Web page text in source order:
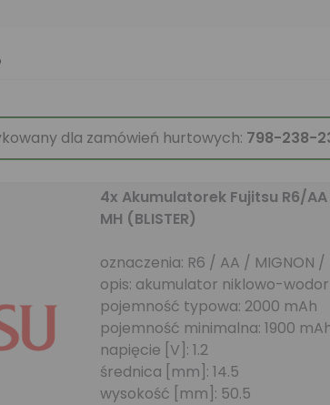
dla zamówień hurtowych: 798-238-
4x Akumulatorek Fujitsu R6/AA
MH (BLISTER)
oznaczenia: R6 / AA / MIGNON /
opis: akumulator niklowo-
pojemność typowa: 2000 mAh
pojemność minimalna: 1900
napięcie [V]: 1.2
średnica [mm]: 14.5
wysokość [mm]: 50.5